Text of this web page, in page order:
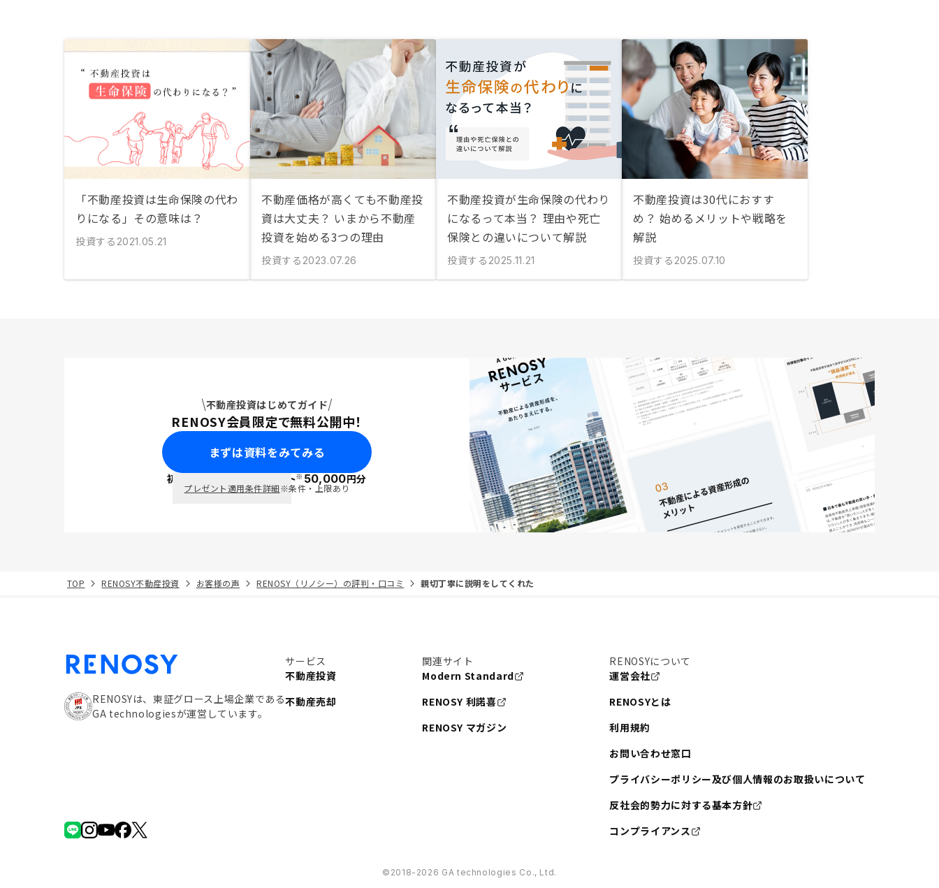
「不動産投資は生命保険の代わ
りになる」その意味は？
投資する 2021.05.21
不動産価格が高くても不動産投
資は大丈夫？ いまから不動産
投資を始める3つの理由
投資する 2023.07.26
不動産投資が生命保険の代わり
になるって本当？ 理由や死亡
保険との違いについて解説
投資する 2025.11.21
不動産投資は30代におすす
め？ 始めるメリットや戦略を
解説
投資する 2025.07.10
不動産投資はじめてガイド
RENOSY会員限定で無料公開中！
まずは資料をみてみる
初回面談で ポイント※50,000円分
プレゼント適用条件詳細※条件・上限あり
TOP RENOSY不動産投資 お客様の声 RENOSY（リノシー）の評判・口コミ 親切丁寧に説明をしてくれた
RENOSYは、東証グロース上場企業である
GA technologiesが運営しています。
サービス
不動産投資
不動産売却
関連サイト
Modern Standard
RENOSY 利諾喜
RENOSY マガジン
RENOSYについて
運営会社
RENOSYとは
利用規約
お問い合わせ窓口
プライバシーポリシー及び個人情報のお取扱いについて
反社会的勢力に対する基本方針
コンプライアンス
©︎2018-2026 GA technologies Co., Ltd.